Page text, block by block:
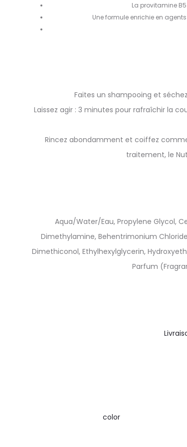
La provitamine
Une formule enrichie en
Faites un shampooing et
Laissez agir : 3 minutes pour rafraîchir la
Rincez abondamment et coiffez
traitement, le
Aqua/Water/Eau, Propylene Glycol,
Dimethylamine, Behentrimonium
Dimethiconol, Ethylhexylglycerin,
Parfum
color